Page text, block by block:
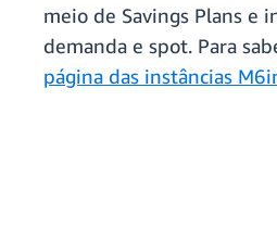
meio de Savings Plans e
demanda e spot. Para
página das instâncias